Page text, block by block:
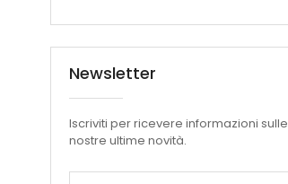
Newsletter
Iscriviti per ricevere informazioni sulle
nostre ultime novità.